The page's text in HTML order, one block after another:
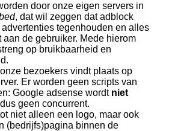
door onze eigen servers in
, dat wil zeggen dat adblock
tegenhouden en alles
aan de gebruiker. Mede hierom
op bruikbaarheid en
bezoekers vindt plaats op
Er worden geen scripts van
Google adsense wordt niet
geen concurrent.
niet alleen een logo, maar ook
(bedrijfs)pagina binnen de